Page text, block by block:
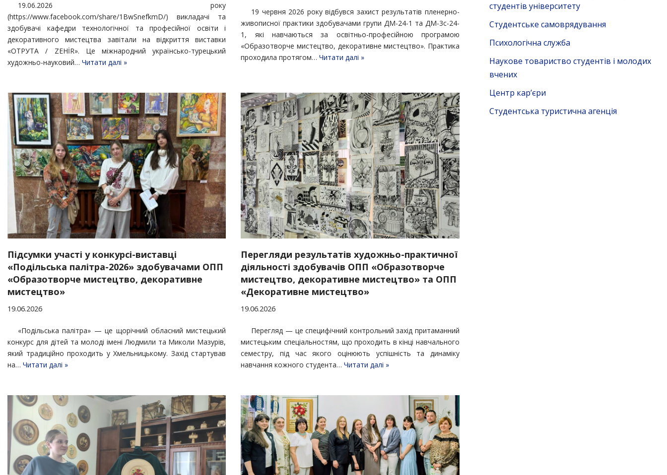
19.06.2026 року
(https://www.facebook.com/share/1BwSnefkmD/) викладачі та
здобувачі кафедри технологічної та професійної освіти і
декоративного мистецтва завітали на відкриття виставки
«ОТРУТА / ZEHİR». Це міжнародний українсько-турецький
художньо-науковий… Читати далі »
19 червня 2026 року відбувся захист результатів пленерно-
живописної практики здобувачами групи ДМ-24-1 та ДМ-3с-24-
1, які навчаються за освітньо-професійною програмою
«Образотворче мистецтво, декоративне мистецтво». Практика
проходила протягом…Читати далі »
Підсумки участі у конкурсі-виставці
«Подільська палітра-2026» здобувачами ОПП
«Образотворче мистецтво, декоративне
мистецтво»
19.06.2026
«Подільська палітра» — це щорічний обласний мистецький
конкурс для дітей та молоді імені Людмили та Миколи Мазурів,
який традиційно проходить у Хмельницькому. Захід стартував
на… Читати далі »
Перегляди результатів художньо-практичної
діяльності здобувачів ОПП «Образотворче
мистецтво, декоративне мистецтво» та ОПП
«Декоративне мистецтво»
19.06.2026
Перегляд — це специфічний контрольний захід притаманний
мистецьким спеціальностям, що проходить в кінці навчального
семестру, під час якого оцінюють успішність та динаміку
навчання кожного студента…Читати далі »
студентів університету
Студентське самоврядування
Психологічна служба
Наукове товариство студентів і молодих
вчених
Центр кар’єри
Студентська туристична агенція